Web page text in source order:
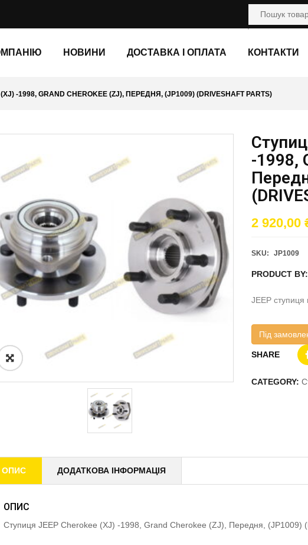
НОВИНИ ДОСТАВКА І ОПЛАТА КОНТАКТИ
-1998, GRAND CHEROKEE (ZJ), ПЕРЕДНЯ, (JP1009) (DRIVESHAFT PARTS)
-1998,
2 920,00
SKU: JP1009
PRODUCT BY:
JEEP ступиця
Під
SHARE
CATEGORY:
ОПИС ДОДАТКОВА ІНФОРМАЦІЯ
ОПИС
Ступиця JEEP Cherokee (XJ) -1998, Grand Cherokee (ZJ), Передня, (JP1009)